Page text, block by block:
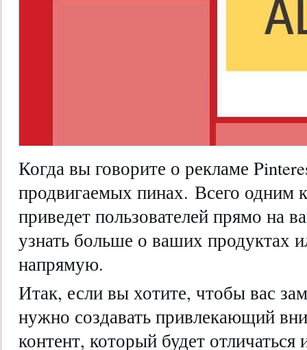
Когда вы говорите о рекламе
продвигаемых пинах. Всего одним
приведет пользователей прямо на
узнать больше о ваших продуктах
напрямую.
Итак, если вы хотите, чтобы вас
нужно создавать привлекающий
контент, который будет отличаться